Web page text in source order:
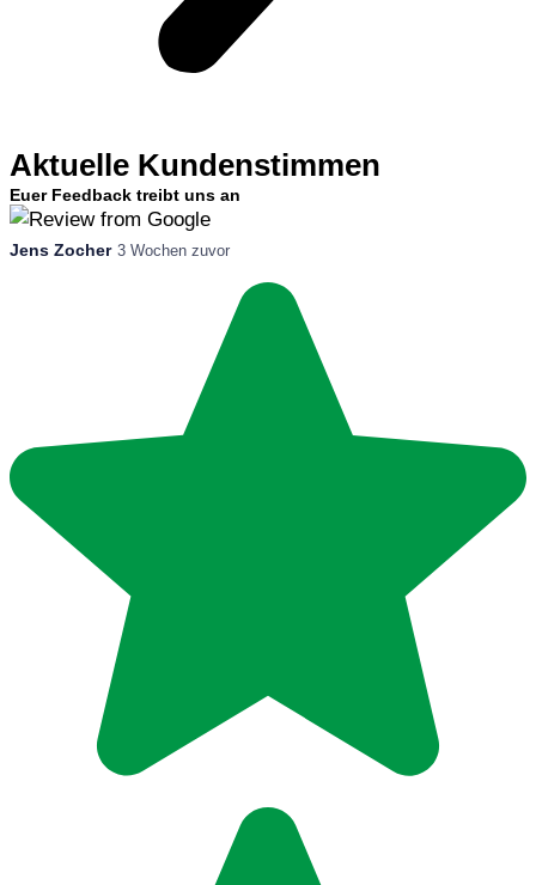
Aktuelle Kundenstimmen
Euer Feedback treibt uns an
Jens Zocher 3 Wochen zuvor